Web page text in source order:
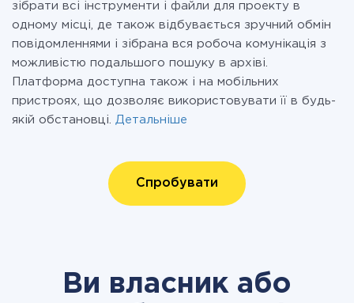
зібрати всі інструменти і файли для проекту в
одному місці, де також відбувається зручний обмін
повідомленнями і зібрана вся робоча комунікація з
можливістю подальшого пошуку в архіві.
Платформа доступна також і на мобільних
пристроях, що дозволяє використовувати її в будь-
якій обстановці. Детальніше
Спробувати
Ви власник або